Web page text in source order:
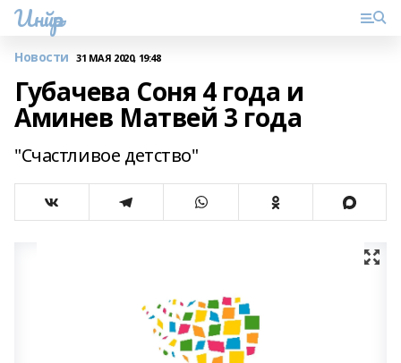
Инйәр
Новости 31 МАЯ 2020, 19:48
Губачева Соня 4 года и
Аминев Матвей 3 года
"Счастливое детство"